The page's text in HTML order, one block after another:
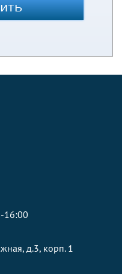
16:00
д.3, корп. 1